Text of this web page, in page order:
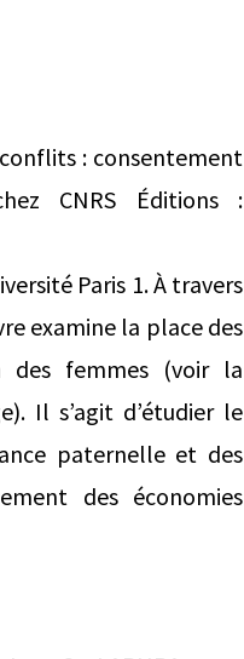
: consentement
CNRS Éditions :
Paris 1. À travers
examine la place des
des femmes (voir la
Il s’agit d’étudier le
paternelle et des
des économies